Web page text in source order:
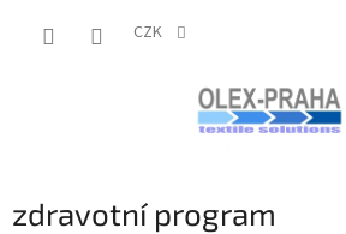
CZK
zdravotní program